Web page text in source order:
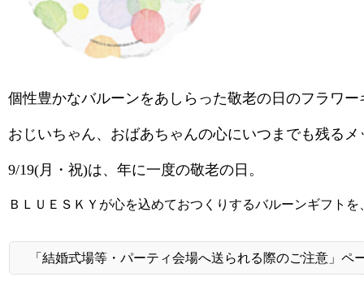
個性豊かなバルーンをあしらった敬老の日のフラワー
おじいちゃん、おばあちゃんの心にいつまでも残る
9/19(月・祝)は、年に一度の敬老の日。
ＢＬＵＥＳＫＹが心を込めておつくりするバルーンギフト
「結婚式場等・パーティ会場へ送られる際のご注意」ペ